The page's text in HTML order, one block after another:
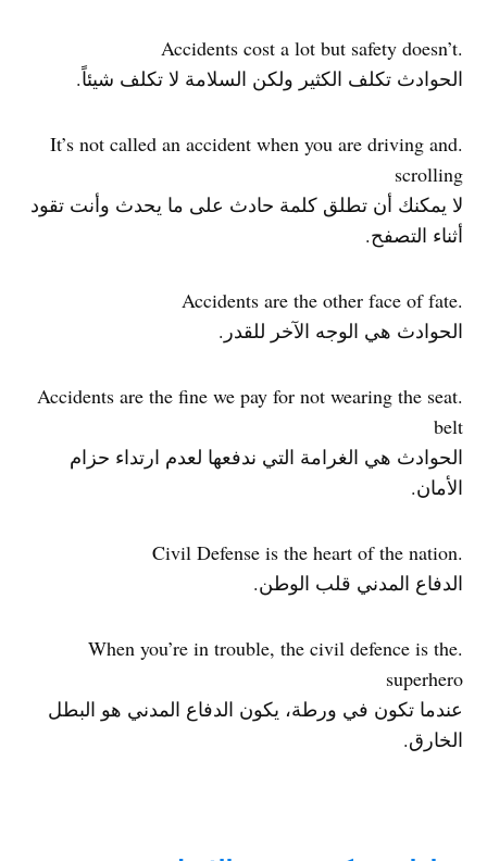
.Accidents cost a lot but safety doesn’t
الحوادث تكلف الكثير ولكن السلامة لا تكلف شيئاً.
.It’s not called an accident when you are driving and
scrolling
لا يمكنك أن تطلق كلمة حادث على ما يحدث وأنت تقود
أثناء التصفح.
.Accidents are the other face of fate
الحوادث هي الوجه الآخر للقدر.
.Accidents are the fine we pay for not wearing the seat
belt
الحوادث هي الغرامة التي ندفعها لعدم ارتداء حزام
الأمان.
.Civil Defense is the heart of the nation
الدفاع المدني قلب الوطن.
.When you’re in trouble, the civil defence is the
superhero
عندما تكون في ورطة، يكون الدفاع المدني هو البطل
الخارق.